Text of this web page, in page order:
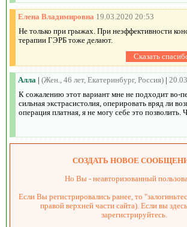
Елена Владимировна 19.03.2020 20:53
Не только при грыжах. При неэффективности
терапии ГЭРБ тоже делают.
Алла | (Жен., 46 лет, Екатеринбург, Россия) |
К сожалению этот вариант мне не подходит во-
сильная экстрасистолия, оперировать вряд ли
операция платная, я не могу себе это позволить.
СОЗДАТЬ НОВОЕ
Но Вы - неавторизованный
Если Вы регистрировались ранее, то
правой верхней части сайта). Если вы
зарегистрируйтесь.